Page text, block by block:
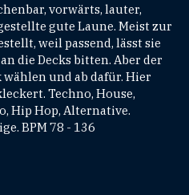
vorwärts, lauter,
gute Laune. Meist zur
weil passend, lässt sie
die Decks bitten. Aber der
und ab dafür. Hier
Techno, House,
Hip Hop, Alternative.
BPM 78 - 136